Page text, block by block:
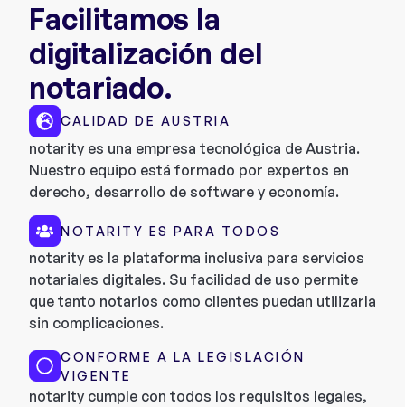
Facilitamos la
digitalización del
notariado.
CALIDAD DE AUSTRIA
notarity es una empresa tecnológica de Austria.
Nuestro equipo está formado por expertos en
derecho, desarrollo de software y economía.
NOTARITY ES PARA TODOS
notarity es la plataforma inclusiva para servicios
notariales digitales. Su facilidad de uso permite
que tanto notarios como clientes puedan utilizarla
sin complicaciones.
CONFORME A LA LEGISLACIÓN
VIGENTE
notarity cumple con todos los requisitos legales,